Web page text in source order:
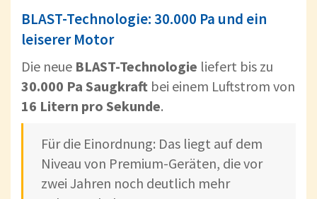
BLAST-Technologie: 30.000 Pa und ein
leiserer Motor
Die neue BLAST-Technologie liefert bis zu
30.000 Pa Saugkraft bei einem Luftstrom von
16 Litern pro Sekunde.
Für die Einordnung: Das liegt auf dem
Niveau von Premium-Geräten, die vor
zwei Jahren noch deutlich mehr